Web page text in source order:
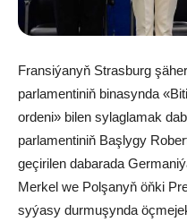
Fransiýanyň Strasburg
parlamentiniň binasynda
ordeni» bilen sylaglamak
parlamentiniň Başlygy
geçirilen dabarada
Merkel we Polşanyň öňki
syýasy durmuşynda